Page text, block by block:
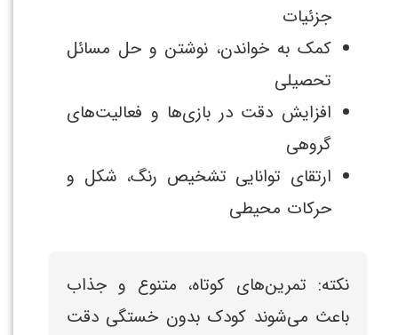
جزئیات
کمک به خواندن، نوشتن و حل مسائل
تحصیلی
افزایش دقت در بازی‌ها و فعالیت‌های
گروهی
ارتقای توانایی تشخیص رنگ، شکل و
حرکات محیطی
نکته: تمرین‌های کوتاه، متنوع و جذاب
باعث می‌شوند کودک بدون خستگی دقت